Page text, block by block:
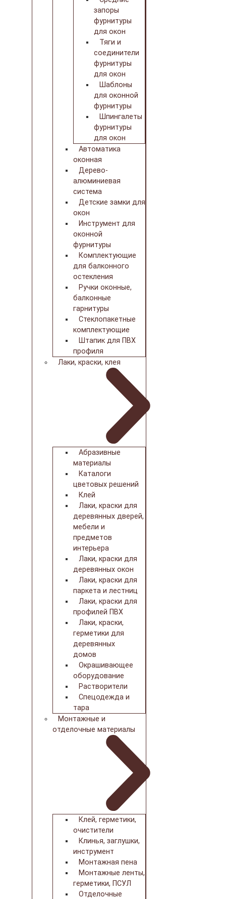
запоры
фурнитуры
для окон
Тяги и
соединители
фурнитуры
для окон
Шаблоны
для оконной
фурнитуры
Шпингалеты
фурнитуры
для окон
Автоматика
оконная
Дерево-
алюминиевая
система
Детские замки для
окон
Инструмент для
оконной
фурнитуры
Комплектующие
для балконного
остекления
Ручки оконные,
балконные
гарнитуры
Стеклопакетные
комплектующие
Штапик для ПВХ
профиля
Лаки, краски, клея
Абразивные
материалы
Каталоги
цветовых решений
Клей
Лаки, краски для
деревянных дверей,
мебели и
предметов
интерьера
Лаки, краски для
деревянных окон
Лаки, краски для
паркета и лестниц
Лаки, краски для
профилей ПВХ
Лаки, краски,
герметики для
деревянных
домов
Окрашивающее
оборудование
Растворители
Спецодежда и
тара
Монтажные и
отделочные материалы
Клей, герметики,
очистители
Клинья, заглушки,
инструмент
Монтажная пена
Монтажные ленты,
герметики, ПСУЛ
Отделочные